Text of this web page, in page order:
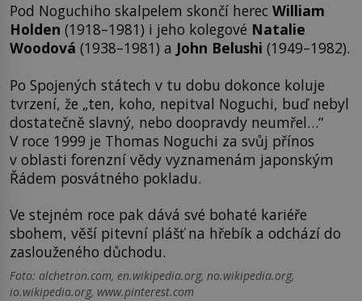
Pod Noguchiho skalpelem skončí herec William
Holden (1918–1981) i jeho kolegové Natalie
Woodová (1938–1981) a John Belushi (1949–1982).
Po Spojených státech v tu dobu dokonce koluje
tvrzení, že „ten, koho, nepitval Noguchi, buď nebyl
dostatečně slavný, nebo doopravdy neumřel…“
V roce 1999 je Thomas Noguchi za svůj přínos
v oblasti forenzní vědy vyznamenám japonským
Řádem posvátného pokladu.
Ve stejném roce pak dává své bohaté kariéře
sbohem, věší pitevní plášť na hřebík a odchází do
zaslouženého důchodu.
Foto: alchetron.com, en.wikipedia.org, no.wikipedia.org,
io.wikipedia.org, www.pinterest.com